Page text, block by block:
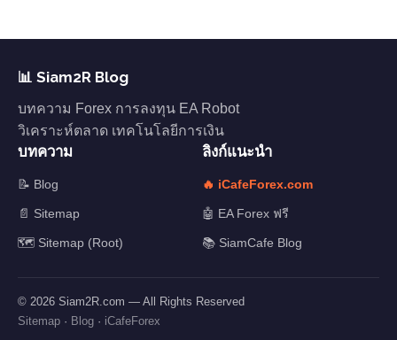
📊 Siam2R Blog
บทความ Forex การลงทุน EA Robot
วิเคราะห์ตลาด เทคโนโลยีการเงิน
บทความ
📝 Blog
📄 Sitemap
🗺️ Sitemap (Root)
ลิงก์แนะนำ
🔥 iCafeForex.com
🤖 EA Forex ฟรี
📚 SiamCafe Blog
© 2026 Siam2R.com — All Rights Reserved
Sitemap · Blog · iCafeForex